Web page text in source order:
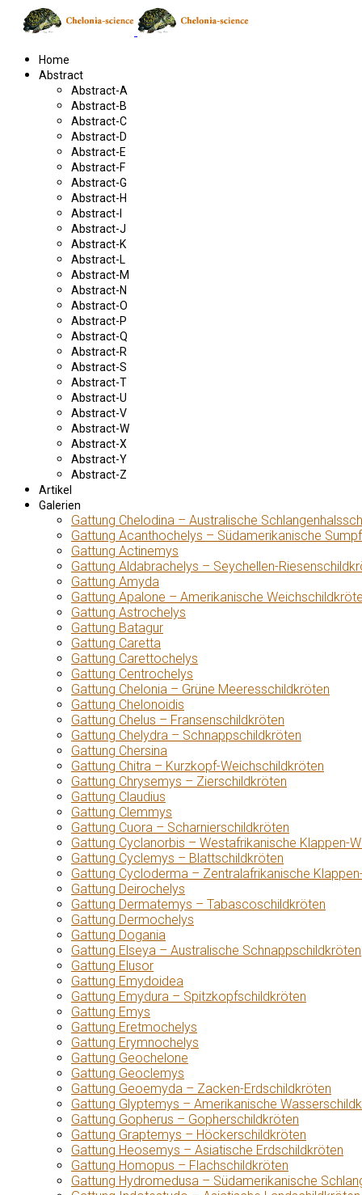
Home
Abstract
Abstract-A
Abstract-B
Abstract-C
Abstract-D
Abstract-E
Abstract-F
Abstract-G
Abstract-H
Abstract-I
Abstract-J
Abstract-K
Abstract-L
Abstract-M
Abstract-N
Abstract-O
Abstract-P
Abstract-Q
Abstract-R
Abstract-S
Abstract-T
Abstract-U
Abstract-V
Abstract-W
Abstract-X
Abstract-Y
Abstract-Z
Artikel
Galerien
Gattung Chelodina – Australische
Gattung Acanthochelys – Südamerikanische
Gattung Actinemys
Gattung Aldabrachelys – Seychellen-
Gattung Amyda
Gattung Apalone – Amerikanische
Gattung Astrochelys
Gattung Batagur
Gattung Caretta
Gattung Carettochelys
Gattung Centrochelys
Gattung Chelonia – Grüne Meeresschildkröten
Gattung Chelonoidis
Gattung Chelus – Fransenschildkröten
Gattung Chelydra – Schnappschildkröten
Gattung Chersina
Gattung Chitra – Kurzkopf-Weichschildkröten
Gattung Chrysemys – Zierschildkröten
Gattung Claudius
Gattung Clemmys
Gattung Cuora – Scharnierschildkröten
Gattung Cyclanorbis – Westafrikanische Klappen-
Gattung Cyclemys – Blattschildkröten
Gattung Cycloderma – Zentralafrikanische
Gattung Deirochelys
Gattung Dermatemys – Tabascoschildkröten
Gattung Dermochelys
Gattung Dogania
Gattung Elseya – Australische Schnappschildkröten
Gattung Elusor
Gattung Emydoidea
Gattung Emydura – Spitzkopfschildkröten
Gattung Emys
Gattung Eretmochelys
Gattung Erymnochelys
Gattung Geochelone
Gattung Geoclemys
Gattung Geoemyda – Zacken-Erdschildkröten
Gattung Glyptemys – Amerikanische
Gattung Gopherus – Gopherschildkröten
Gattung Graptemys – Höckerschildkröten
Gattung Heosemys – Asiatische Erdschildkröten
Gattung Homopus – Flachschildkröten
Gattung Hydromedusa – Südamerikanische